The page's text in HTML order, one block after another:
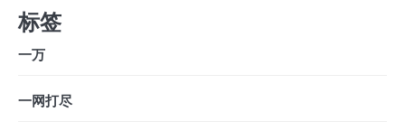
标签
一万
一网打尽